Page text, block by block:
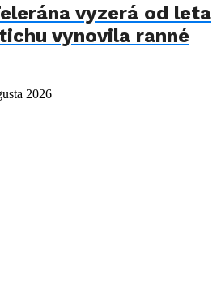
vyzerá od leta
vynovila ranné
2026